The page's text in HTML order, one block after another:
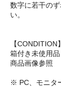
数字に若干の
い。
【CONDITION】
箱付き未使用品
商品画像参照
※ PC、モニタ